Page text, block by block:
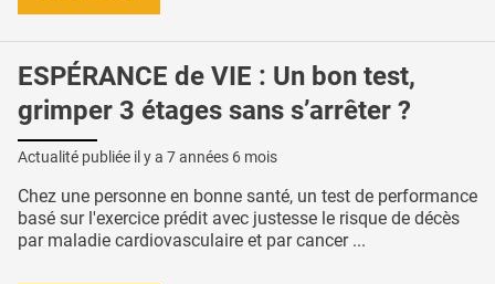
ESPÉRANCE de VIE : Un bon test,
grimper 3 étages sans s’arrêter ?
Actualité publiée il y a 7 années 6 mois
Chez une personne en bonne santé, un test de performance
basé sur l'exercice prédit avec justesse le risque de décès
par maladie cardiovasculaire et par cancer ...